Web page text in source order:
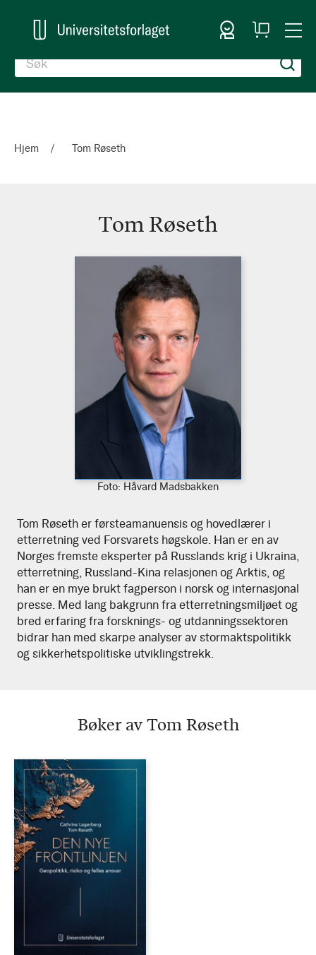
Logg inn
Handlekurv
Hjem Tom Røseth
Tom Røseth
høyoppløselig
versjon
av
bildet
Foto: Håvard Madsbakken
Tom
Røseth
Tom Røseth er førsteamanuensis og hovedlærer i
etterretning ved Forsvarets høgskole. Han er en av
Norges fremste eksperter på Russlands krig i Ukraina,
etterretning, Russland-Kina relasjonen og Arktis, og
han er en mye brukt fagperson i norsk og internasjonal
presse. Med lang bakgrunn fra etterretningsmiljøet og
bred erfaring fra forsknings- og utdanningssektoren
bidrar han med skarpe analyser av stormaktspolitikk
og sikkerhetspolitiske utviklingstrekk.
Bøker av Tom Røseth